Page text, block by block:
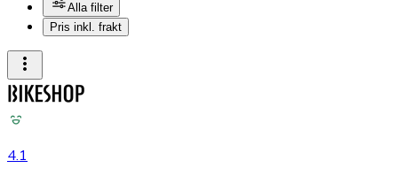
Alla filter
Pris inkl. frakt
4.1